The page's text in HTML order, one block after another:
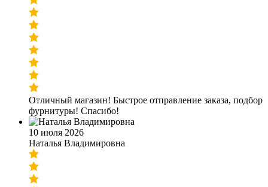
Отличный магазин! Быстрое отправление заказа, подбор
фурнитуры! Спасибо!
10 июля 2026
Наталья Владимировна